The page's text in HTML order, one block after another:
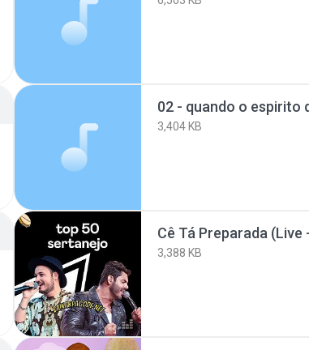
3,404 KB
Cê Tá Preparada (Live
3,388 KB